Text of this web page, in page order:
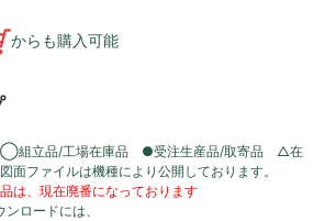
からも購入可能
組立品/工場在庫品 ●受注生産品/取寄品 △在
ファイルは機種により公開しております。
は、現在廃番になっております
ロードには、